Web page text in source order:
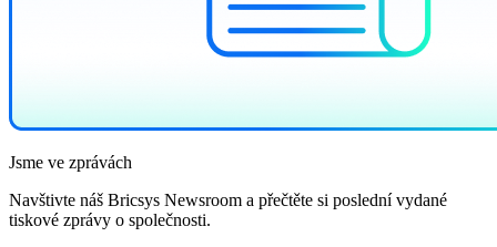
Jsme ve zprávách
Navštivte náš Bricsys Newsroom a přečtěte si poslední vydané
tiskové zprávy o společnosti.